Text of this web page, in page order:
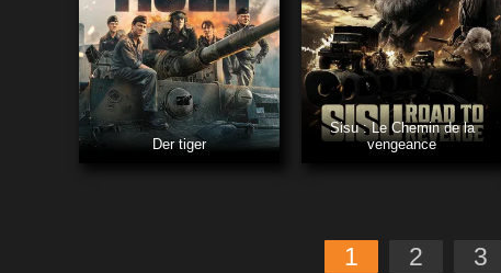
Der tiger
Sisu : Le Chemin de la
vengeance
1 2 3